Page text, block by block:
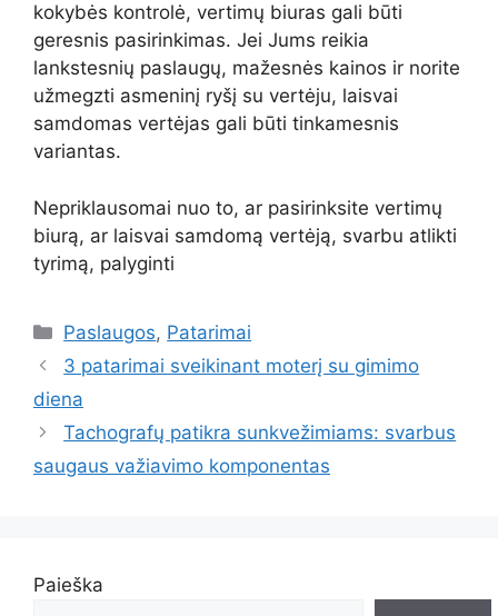
kokybės kontrolė, vertimų biuras gali būti
geresnis pasirinkimas. Jei Jums reikia
lankstesnių paslaugų, mažesnės kainos ir norite
užmegzti asmeninį ryšį su vertėju, laisvai
samdomas vertėjas gali būti tinkamesnis
variantas.
Nepriklausomai nuo to, ar pasirinksite vertimų
biurą, ar laisvai samdomą vertėją, svarbu atlikti
tyrimą, palyginti
Kategorijos
Paslaugos, Patarimai
3 patarimai sveikinant moterį su gimimo
diena
Tachografų patikra sunkvežimiams: svarbus
saugaus važiavimo komponentas
Paieška